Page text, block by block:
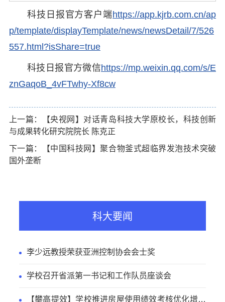
科技日报官方客户端https://app.kjrb.com.cn/ap
p/template/displayTemplate/news/newsDetail/7/526
557.html?isShare=true
科技日报官方微信https://mp.weixin.qq.com/s/E
znGaqoB_4vFTwhy-Xf8cw
上一篇：【央视网】对话青岛科技大学原校长，科技创新
与成果转化研究院院长 陈克正
下一篇：【中国科技网】聚合物釜式超临界发泡技术突破
国外垄断
科大要闻
李少远教授荣获亚洲控制协会会士奖
学校召开省派第一书记和工作队员座谈会
【攀高提效】学校推进房屋使用绩效考核优化增效